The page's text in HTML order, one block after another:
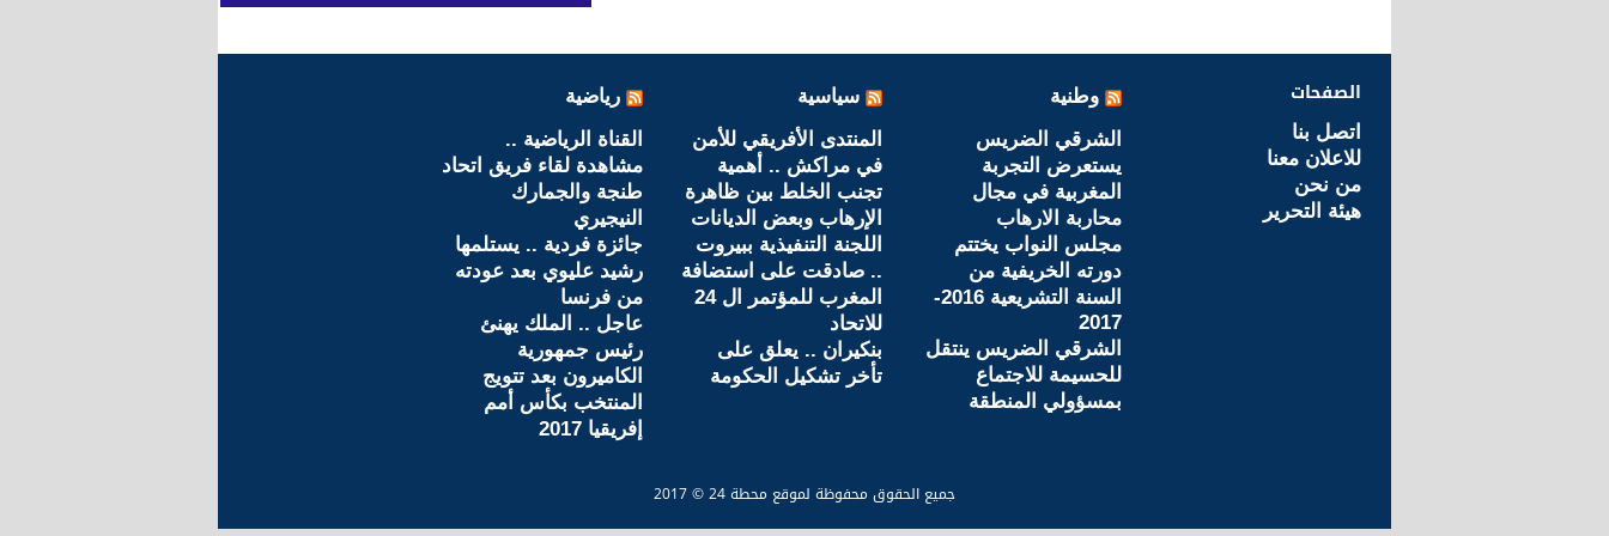
الصفحات
اتصل بنا
للاعلان معنا
من نحن
هيئة التحرير
وطنية
الشرقي الضريس
يستعرض التجربة
المغربية في مجال
محاربة الارهاب
مجلس النواب يختتم
دورته الخريفية من
السنة التشريعية 2016-
2017
الشرقي الضريس ينتقل
للحسيمة للاجتماع
بمسؤولي المنطقة
سياسية
المنتدى الأفريقي للأمن
في مراكش .. أهمية
تجنب الخلط بين ظاهرة
الإرهاب وبعض الديانات
اللجنة التنفيذية ببيروت
.. صادقت على استضافة
المغرب للمؤتمر ال 24
للاتحاد
بنكيران .. يعلق على
تأخر تشكيل الحكومة
رياضية
القناة الرياضية ..
مشاهدة لقاء فريق اتحاد
طنجة والجمارك
النيجيري
جائزة فردية .. يستلمها
رشيد عليوي بعد عودته
من فرنسا
عاجل .. الملك يهنئ
رئيس جمهورية
الكاميرون بعد تتويج
المنتخب بكأس أمم
إفريقيا 2017
جميع الحقوق محفوظة لموقع محطة 24 © 2017